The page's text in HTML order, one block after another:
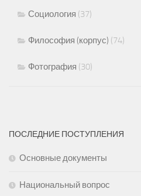
Социология (37)
Философия (корпус) (74)
Фотография (30)
ПОСЛЕДНИЕ ПОСТУПЛЕНИЯ
Основные документы
Национальный вопрос